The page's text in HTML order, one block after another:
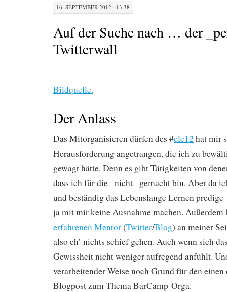
16. SEPTEMBER 2012 · 13:38
Auf der Suche nach … der
Twitterwall
Bildquelle.
Der Anlass
Das Mitorganisieren dürfen des #clc12 hat mir
Herausforderung angetrangen, die ich zu
gewagt hätte. Denn es gibt Tätigkeiten von
dass ich für die _nicht_ gemacht bin. Aber da
und beständig das Lebenslange Lernen
ja mit mir keine Ausnahme machen.
erfahrenen Mentor(Twitter/Blog) an meiner
also eh’ nichts schief gehen. Auch wenn sich
Gewissheit nicht weniger aufregend anfühlt.
verarbeitender Weise noch Grund für den einen
Blogpost zum Thema BarCamp-Orga.